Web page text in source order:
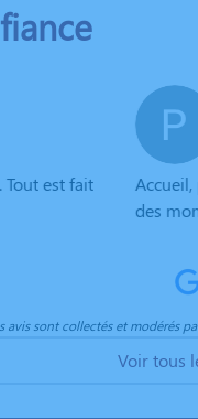
organisation, tout
Régis Baldauf et son
avis sont collectés et modérés
Voir tous